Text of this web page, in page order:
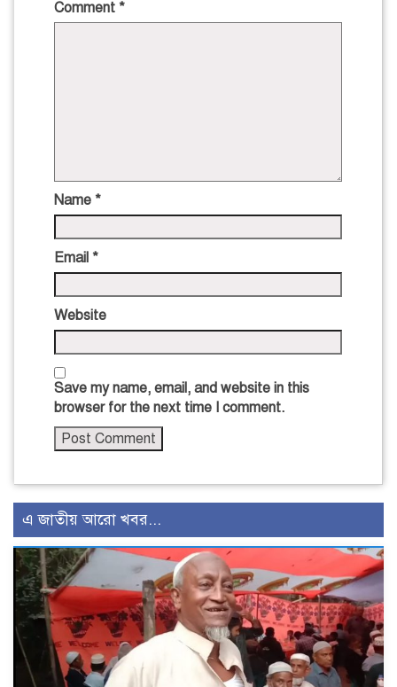
Comment *
Name *
Email *
Website
Save my name, email, and website in this
browser for the next time I comment.
এ জাতীয় আরো খবর...